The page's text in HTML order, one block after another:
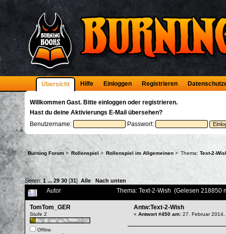
Übersicht Hilfe Einloggen Registrieren
Willkommen Gast. Bitte einloggen oder registrieren.
Hast du deine Aktivierungs E-Mail übersehen?
Benutzername:
Passwort:
Burning Forum > Rollenspiel> Rollenspiel im Allgemeinen> Thema: Text-2-
Seiten: 1 ...29 30 [31] Alle
Nach unten
Autor
Thema: Text-2-Wish (Gelesen 218850
TomTom_GER
Stufe 2
Offline
Antw:Text-2-Wish
«Antwort #450 am: 27. Februar